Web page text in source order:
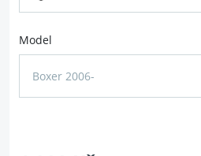
Model
Boxer 2006-